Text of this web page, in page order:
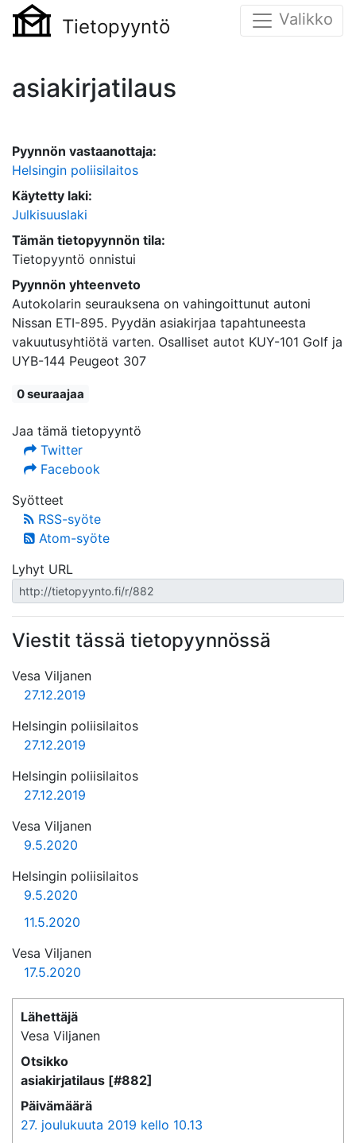
Tietopyyntö Valikko
asiakirjatilaus
Pyynnön vastaanottaja:
Helsingin poliisilaitos
Käytetty laki:
Julkisuuslaki
Tämän tietopyynnön tila:
Tietopyyntö onnistui
Pyynnön yhteenveto
Autokolarin seurauksena on vahingoittunut autoni
Nissan ETI-895. Pyydän asiakirjaa tapahtuneesta
vakuutusyhtiötä varten. Osalliset autot KUY-101 Golf ja
UYB-144 Peugeot 307
0 seuraajaa
Jaa tämä tietopyyntö
Twitter
Facebook
Syötteet
RSS-syöte
Atom-syöte
Lyhyt URL
Viestit tässä tietopyynnössä
Vesa Viljanen
27.12.2019
Helsingin poliisilaitos
27.12.2019
Helsingin poliisilaitos
27.12.2019
Vesa Viljanen
9.5.2020
Helsingin poliisilaitos
9.5.2020
11.5.2020
Vesa Viljanen
17.5.2020
Lähettäjä
Vesa Viljanen
Otsikko
asiakirjatilaus [#882]
Päivämäärä
27. joulukuuta 2019 kello 10.13